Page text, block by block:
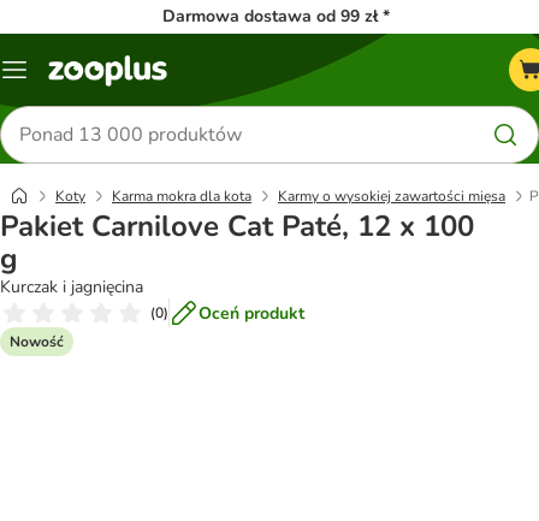
Darmowa dostawa od 99 zł *
Menu
Szukaj
produktów
Koty Karma mokra dla kota Karmy o wysokiej zawartości mięsa
Pakiet Carnilove Cat Paté, 12 x 100
g
Kurczak i jagnięcina
(0) Oceń produkt
Nowość